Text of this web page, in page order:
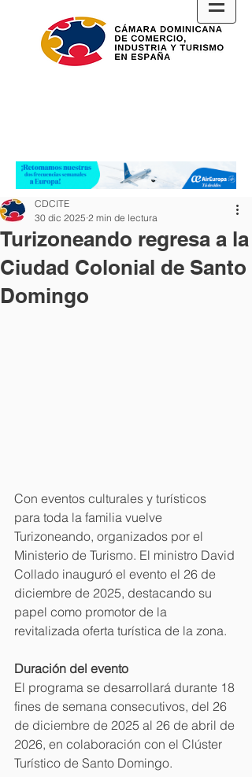
Turizoneando regresa a la
Ciudad Colonial de Santo
Domingo
CDCITE
30 dic 2025 2 min de lectura
Con eventos culturales y turísticos
para toda la familia vuelve
Turizoneando, organizados por el
Ministerio de Turismo. El ministro David
Collado inauguró el evento el 26 de
diciembre de 2025, destacando su
papel como promotor de la
revitalizada oferta turística de la zona.
Duración del evento
El programa se desarrollará durante 18
fines de semana consecutivos, del 26
de diciembre de 2025 al 26 de abril de
2026, en colaboración con el Clúster
Turístico de Santo Domingo.